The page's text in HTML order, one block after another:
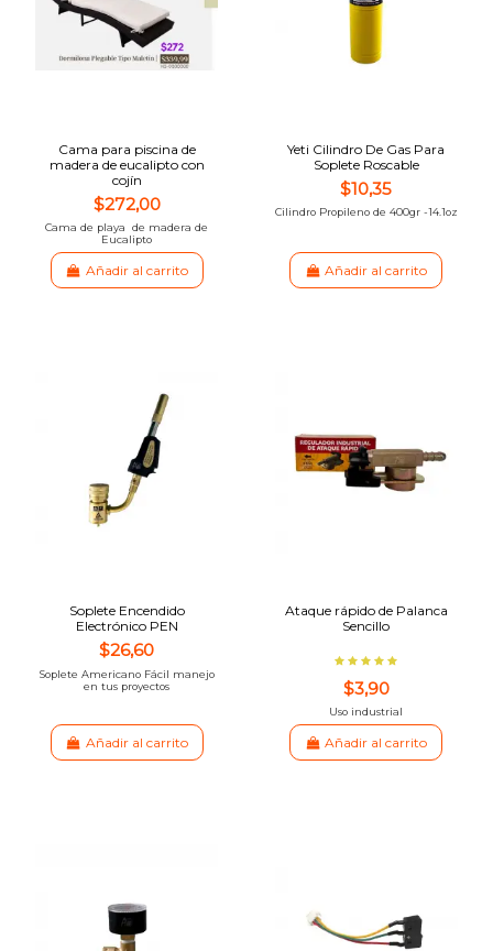
Cama para piscina de
madera de eucalipto con
cojín
$272,00
Cama de playa de madera de
Eucalipto
Añadir al carrito
Yeti Cilindro De Gas Para
Soplete Roscable
$10,35
Cilindro Propileno de 400gr -14.1oz
Añadir al carrito
Soplete Encendido
Electrónico PEN
$26,60
Soplete Americano Fácil manejo
en tus proyectos
Añadir al carrito
Ataque rápido de Palanca
Sencillo
$3,90
Uso industrial
Añadir al carrito